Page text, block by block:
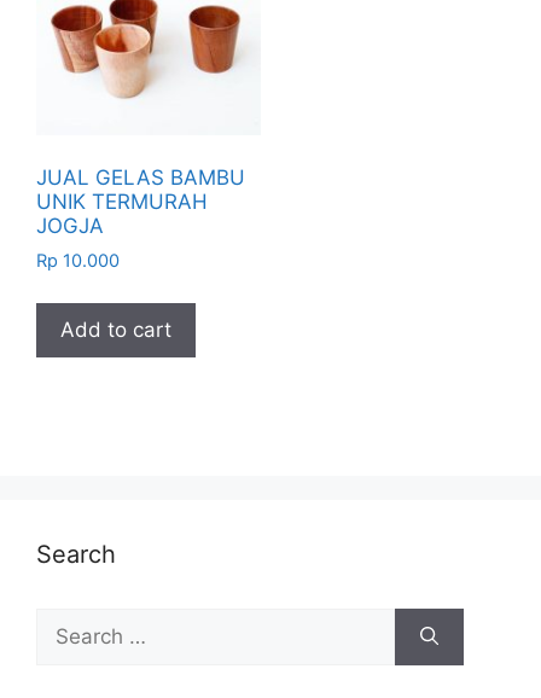
JUAL GELAS BAMBU
UNIK TERMURAH
JOGJA
Rp 10.000
Add to cart
Search
for: